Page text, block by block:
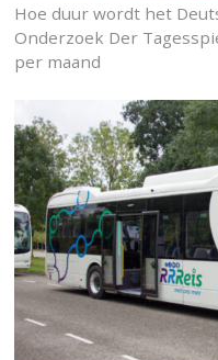
Hoe duur wordt het
Onderzoek Der
per maand